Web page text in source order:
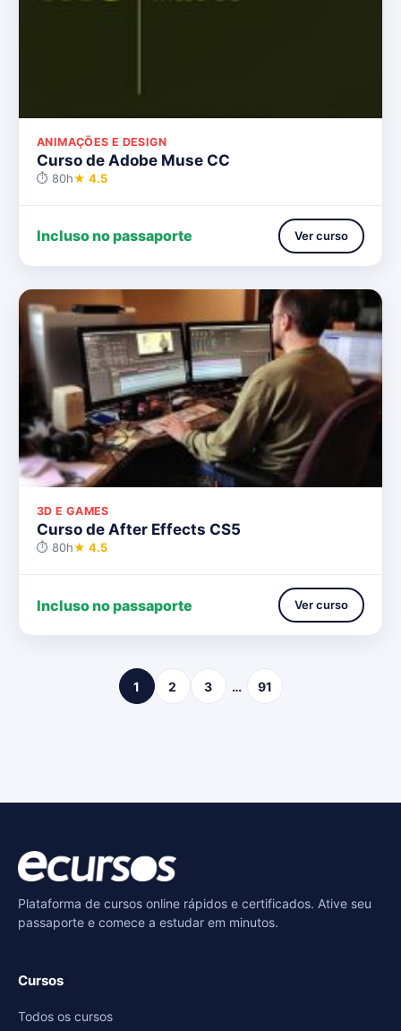
ANIMAÇÕES E DESIGN
Curso de Adobe Muse CC
⏱ 80h★ 4.5
Incluso no passaporte Ver curso
3D E GAMES
Curso de After Effects CS5
⏱ 80h★ 4.5
Incluso no passaporte Ver curso
1 2 3 … 91
Plataforma de cursos online rápidos e certificados. Ative seu
passaporte e comece a estudar em minutos.
Cursos
Todos os cursos